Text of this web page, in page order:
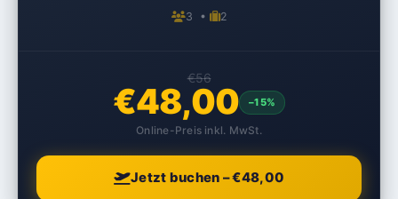
3 • 2
€56
€48,00 –15%
Online-Preis inkl. MwSt.
Jetzt buchen – €48,00